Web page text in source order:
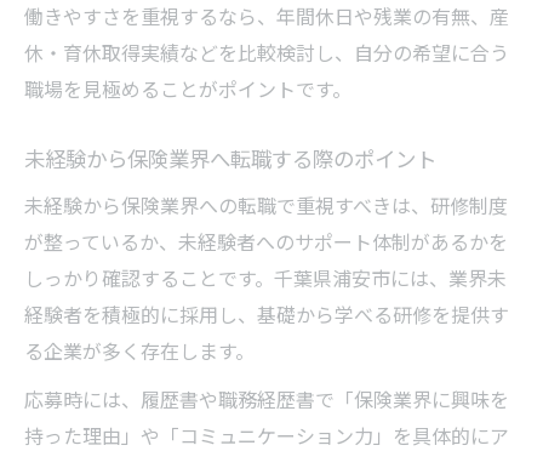
働きやすさを重視するなら、年間休日や残業の有無、産
休・育休取得実績などを比較検討し、自分の希望に合う
職場を見極めることがポイントです。
未経験から保険業界へ転職する際のポイント
未経験から保険業界への転職で重視すべきは、研修制度
が整っているか、未経験者へのサポート体制があるかを
しっかり確認することです。千葉県浦安市には、業界未
経験者を積極的に採用し、基礎から学べる研修を提供す
る企業が多く存在します。
応募時には、履歴書や職務経歴書で「保険業界に興味を
持った理由」や「コミュニケーション力」を具体的にア